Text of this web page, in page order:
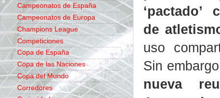
‘pactado’
de
uso
Sin
nueva
Campeonatos de España
Campeonatos de Europa
Champions League
Competiciones
Copa de España
Copa de las Naciones
Copa del Mundo
Corredores